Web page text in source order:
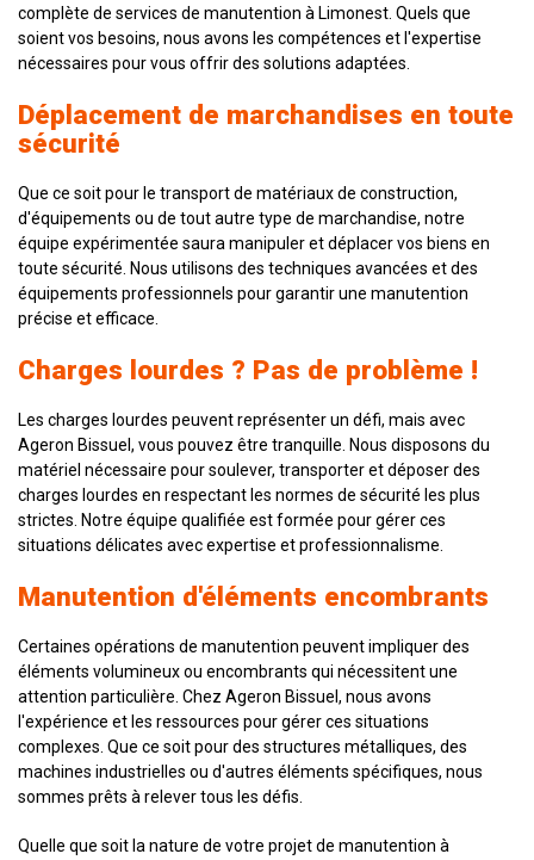
complète de services de manutention à Limonest. Quels que
soient vos besoins, nous avons les compétences et l'expertise
nécessaires pour vous offrir des solutions adaptées.
Déplacement de marchandises en toute
sécurité
Que ce soit pour le transport de matériaux de construction,
d'équipements ou de tout autre type de marchandise, notre
équipe expérimentée saura manipuler et déplacer vos biens en
toute sécurité. Nous utilisons des techniques avancées et des
équipements professionnels pour garantir une manutention
précise et efficace.
Charges lourdes ? Pas de problème !
Les charges lourdes peuvent représenter un défi, mais avec
Ageron Bissuel, vous pouvez être tranquille. Nous disposons du
matériel nécessaire pour soulever, transporter et déposer des
charges lourdes en respectant les normes de sécurité les plus
strictes. Notre équipe qualifiée est formée pour gérer ces
situations délicates avec expertise et professionnalisme.
Manutention d'éléments encombrants
Certaines opérations de manutention peuvent impliquer des
éléments volumineux ou encombrants qui nécessitent une
attention particulière. Chez Ageron Bissuel, nous avons
l'expérience et les ressources pour gérer ces situations
complexes. Que ce soit pour des structures métalliques, des
machines industrielles ou d'autres éléments spécifiques, nous
sommes prêts à relever tous les défis.
Quelle que soit la nature de votre projet de manutention à